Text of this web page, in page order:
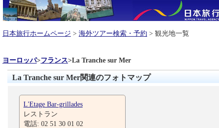
日本旅行ホームページ > 海外ツアー検索・予約 > 観光地一覧
ヨーロッパ>フランス>La Tranche sur Mer
La Tranche sur Mer関連のフォトマップ
L'Etage Bar-grillades
レストラン
電話: 02 51 30 01 02